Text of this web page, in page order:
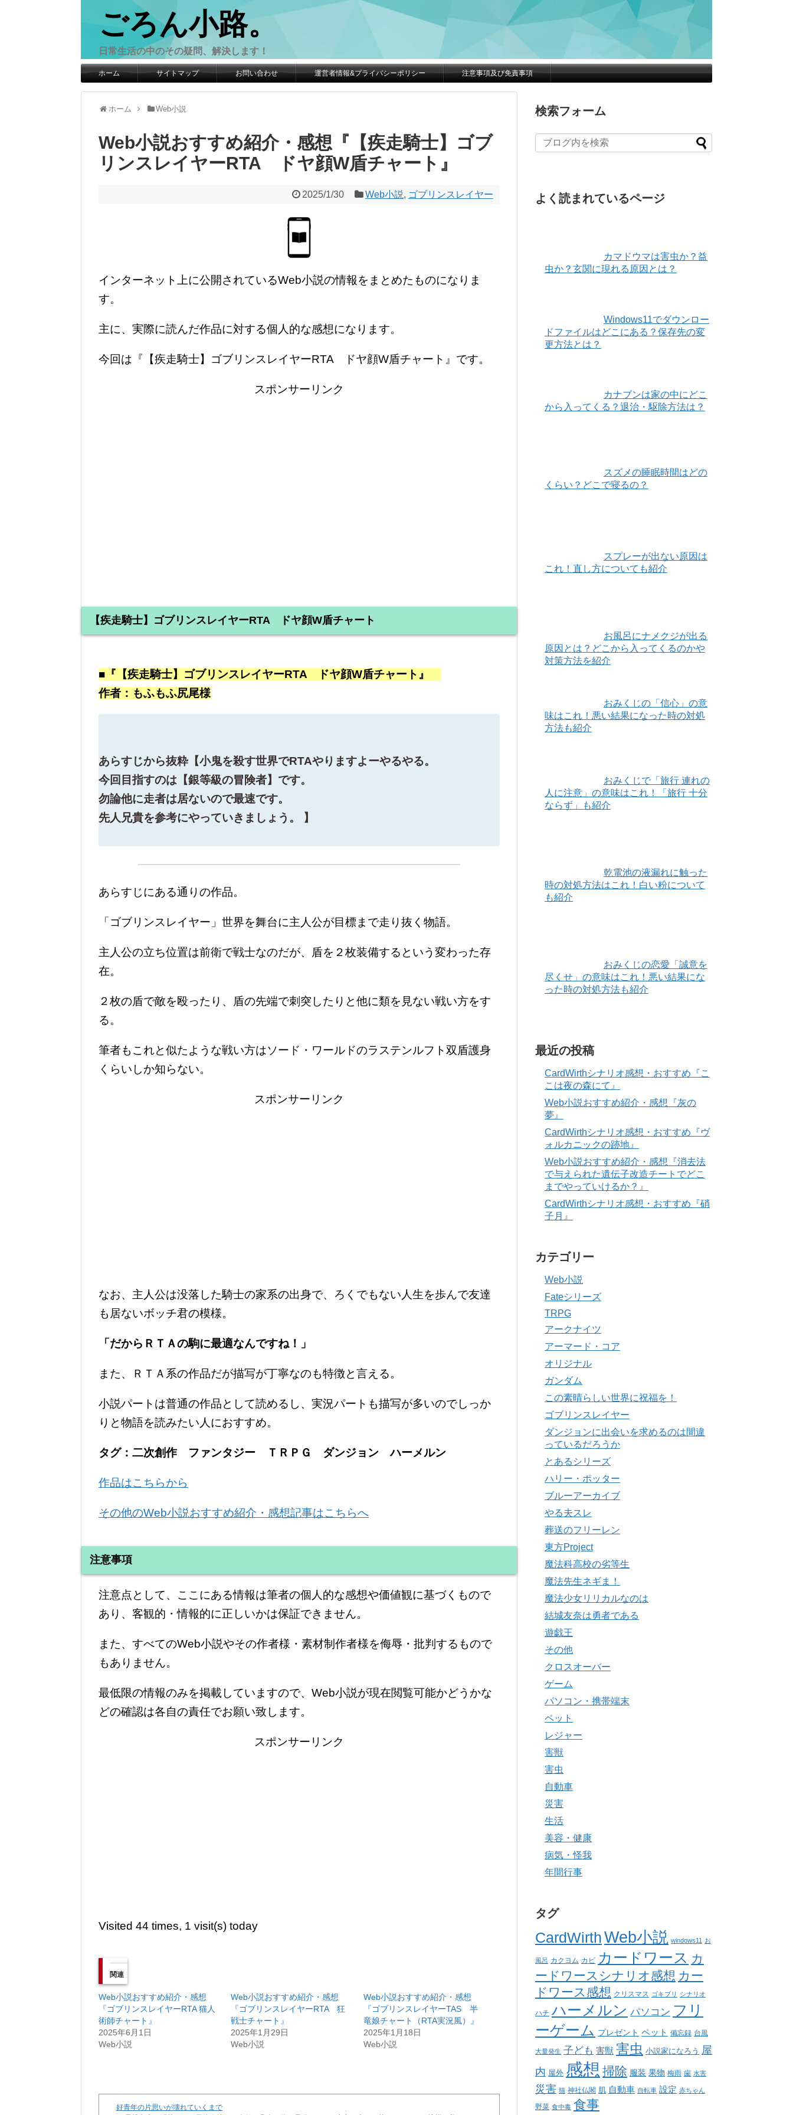
ごろん小路。
日常生活の中のその疑問、解決します！
ホーム サイトマップ お問い合わせ 運営者情報&プライバシーポリシー 注意事項及び免責事項
ホーム Web小説
Web小説おすすめ紹介・感想『【疾走騎士】ゴブ
リンスレイヤーRTA ドヤ顔W盾チャート』
2025/1/30 Web小説, ゴブリンスレイヤー
インターネット上に公開されているWeb小説の情報をまとめたものになりま
す。
主に、実際に読んだ作品に対する個人的な感想になります。
今回は『【疾走騎士】ゴブリンスレイヤーRTA ドヤ顔W盾チャート』です。
スポンサーリンク
【疾走騎士】ゴブリンスレイヤーRTA ドヤ顔W盾チャート
■『【疾走騎士】ゴブリンスレイヤーRTA ドヤ顔W盾チャート』
作者：もふもふ尻尾様
あらすじから抜粋【小鬼を殺す世界でRTAやりますよーやるやる。
今回目指すのは【銀等級の冒険者】です。
勿論他に走者は居ないので最速です。
先人兄貴を参考にやっていきましょう。 】
あらすじにある通りの作品。
「ゴブリンスレイヤー」世界を舞台に主人公が目標まで走り抜く物語。
主人公の立ち位置は前衛で戦士なのだが、盾を２枚装備するという変わった存
在。
２枚の盾で敵を殴ったり、盾の先端で刺突したりと他に類を見ない戦い方をす
る。
筆者もこれと似たような戦い方はソード・ワールドのラステンルフト双盾護身
くらいしか知らない。
スポンサーリンク
なお、主人公は没落した騎士の家系の出身で、ろくでもない人生を歩んで友達
も居ないボッチ君の模様。
「だからＲＴＡの駒に最適なんですね！」
また、ＲＴＡ系の作品だが描写が丁寧なのも特徴と言える。
小説パートは普通の作品として読めるし、実況パートも描写が多いのでしっか
りと物語を読みたい人におすすめ。
タグ：二次創作 ファンタジー ＴＲＰＧ ダンジョン ハーメルン
作品はこちらから
その他のWeb小説おすすめ紹介・感想記事はこちらへ
注意事項
注意点として、ここにある情報は筆者の個人的な感想や価値観に基づくもので
あり、客観的・情報的に正しいかは保証できません。
また、すべてのWeb小説やその作者様・素材制作者様を侮辱・批判するもので
もありません。
最低限の情報のみを掲載していますので、Web小説が現在閲覧可能かどうかな
どの確認は各自の責任でお願い致します。
スポンサーリンク
Visited 44 times, 1 visit(s) today
関連
Web小説おすすめ紹介・感想
『ゴブリンスレイヤーRTA 猫人
術師チャート』
2025年6月1日
Web小説
Web小説おすすめ紹介・感想
『ゴブリンスレイヤーRTA 狂
戦士チャート』
2025年1月29日
Web小説
Web小説おすすめ紹介・感想
『ゴブリンスレイヤーTAS 半
竜娘チャート（RTA実況風）』
2025年1月18日
Web小説
好青年の片思いが壊れていくまで
検索フォーム
よく読まれているページ
カマドウマは害虫か？益
虫か？玄関に現れる原因とは？
Windows11でダウンロー
ドファイルはどこにある？保存先の変
更方法とは？
カナブンは家の中にどこ
から入ってくる？退治・駆除方法は？
スズメの睡眠時間はどの
くらい？どこで寝るの？
スプレーが出ない原因は
これ！直し方についても紹介
お風呂にナメクジが出る
原因とは？どこから入ってくるのかや
対策方法を紹介
おみくじの「信心」の意
味はこれ！悪い結果になった時の対処
方法も紹介
おみくじで「旅行 連れの
人に注意」の意味はこれ！「旅行 十分
ならず」も紹介
乾電池の液漏れに触った
時の対処方法はこれ！白い粉について
も紹介
おみくじの恋愛「誠意を
尽くせ」の意味はこれ！悪い結果にな
った時の対処方法も紹介
最近の投稿
CardWirthシナリオ感想・おすすめ『こ
こは夜の森にて』
Web小説おすすめ紹介・感想『灰の
夢』
CardWirthシナリオ感想・おすすめ『ヴ
ォルカニックの跡地』
Web小説おすすめ紹介・感想『消去法
で与えられた遺伝子改造チートでどこ
までやっていけるか？』
CardWirthシナリオ感想・おすすめ『硝
子月』
カテゴリー
Web小説
Fateシリーズ
TRPG
アークナイツ
アーマード・コア
オリジナル
ガンダム
この素晴らしい世界に祝福を！
ゴブリンスレイヤー
ダンジョンに出会いを求めるのは間違
っているだろうか
とあるシリーズ
ハリー・ポッター
ブルーアーカイブ
やる夫スレ
葬送のフリーレン
東方Project
魔法科高校の劣等生
魔法先生ネギま！
魔法少女リリカルなのは
結城友奈は勇者である
遊戯王
その他
クロスオーバー
ゲーム
パソコン・携帯端末
ペット
レジャー
害獣
害虫
自動車
災害
生活
美容・健康
病気・怪我
年間行事
タグ
CardWirthWeb小説 windows11 お
風呂 カクヨム カビ カードワース カ
ードワースシナリオ感想 カー
ドワース感想 クリスマス ゴキブリ シナリオ
ハチ ハーメルン パソコン フリ
ーゲーム プレゼント ペット 備忘録 台風
大量発生 子ども 害獣 害虫 小説家になろう 屋
内 屋外 感想 掃除 服装 果物 梅雨 歯 水害
災害 猫 神社仏閣 肌 自動車 自転車 設定 赤ちゃん
野菜 食中毒 食事